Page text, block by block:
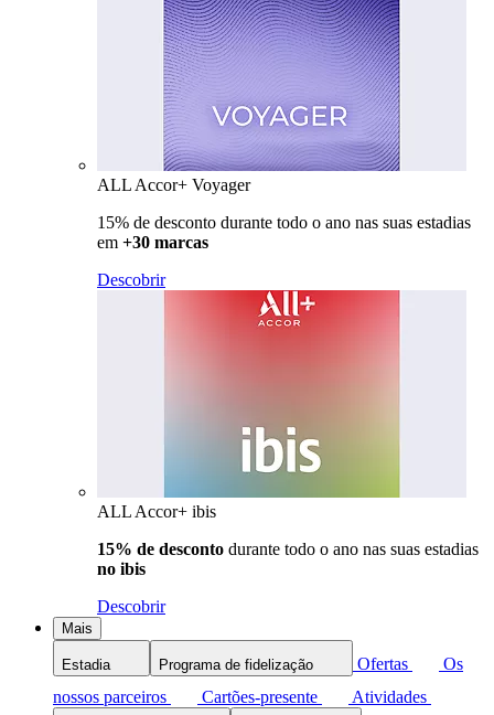
ALL Accor+ Voyager
15% de desconto durante todo o ano nas suas estadias
em +30 marcas
Descobrir
ALL Accor+ ibis
15% de desconto durante todo o ano nas suas estadias
no ibis
Descobrir
Mais
Estadia Programa de fidelização Ofertas
Os
nossos parceiros
Cartões-presente Atividades